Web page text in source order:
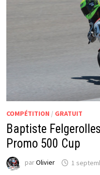
COMPÉTITION / GRATUIT
Baptiste
Promo 500 Cup
parOlivier 1